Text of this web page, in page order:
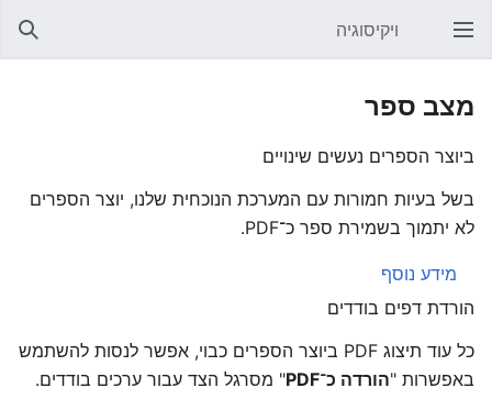
פתיחת התפריט הראשי ויקיסוגיה
מצב ספר
ביוצר הספרים נעשים שינויים
בשל בעיות חמורות עם המערכת הנוכחית שלנו, יוצר הספרים
לא יתמוך בשמירת ספר כ־PDF.
מידע נוסף
הורדת דפים בודדים
כל עוד תיצוג PDF ביוצר הספרים כבוי, אפשר לנסות להשתמש
באפשרות "הורדה כ־PDF " מסרגל הצד עבור ערכים בודדים.